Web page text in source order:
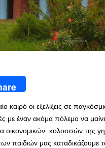
καιρό οι εξελίξεις σε
με έναν ακόμα πόλεμο να
οικονομικών κολοσσών της
παιδιών μας καταδικάζουμε